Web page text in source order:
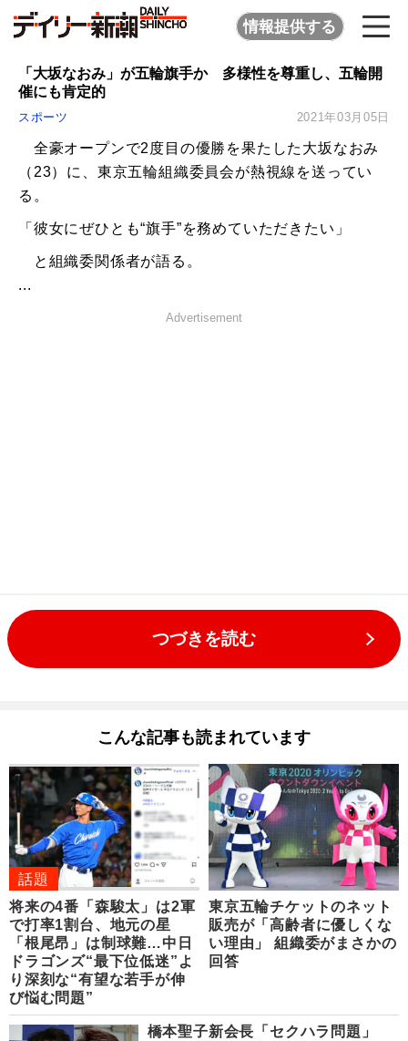
情報提供する
「大坂なおみ」が五輪旗手か 多様性を尊重し、五輪開
催にも肯定的
スポーツ 2021年03月05日
全豪オープンで2度目の優勝を果たした大坂なおみ
（23）に、東京五輪組織委員会が熱視線を送ってい
る。
「彼女にぜひとも“旗手”を務めていただきたい」
と組織委関係者が語る。
...
Advertisement
つづきを読む
こんな記事も読まれています
話題
将来の4番「森駿太」は2軍
で打率1割台、地元の星
「根尾昂」は制球難…中日
ドラゴンズ“最下位低迷”よ
り深刻な“有望な若手が伸
び悩む問題”
東京五輪チケットのネット
販売が「高齢者に優しくな
い理由」 組織委がまさかの
回答
橋本聖子新会長「セクハラ問題」